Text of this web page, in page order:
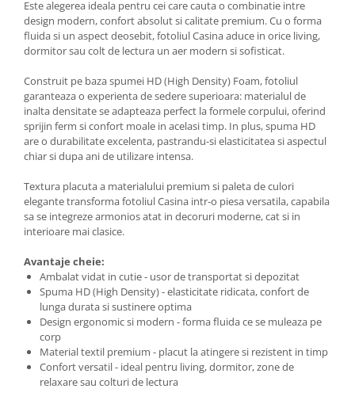
Este alegerea ideala pentru cei care cauta o combinatie intre
design modern, confort absolut si calitate premium. Cu o forma
fluida si un aspect deosebit, fotoliul Casina aduce in orice living,
dormitor sau colt de lectura un aer modern si sofisticat.
Construit pe baza spumei HD (High Density) Foam, fotoliul
garanteaza o experienta de sedere superioara: materialul de
inalta densitate se adapteaza perfect la formele corpului, oferind
sprijin ferm si confort moale in acelasi timp. In plus, spuma HD
are o durabilitate excelenta, pastrandu-si elasticitatea si aspectul
chiar si dupa ani de utilizare intensa.
Textura placuta a materialului premium si paleta de culori
elegante transforma fotoliul Casina intr-o piesa versatila, capabila
sa se integreze armonios atat in decoruri moderne, cat si in
interioare mai clasice.
Avantaje cheie:
Ambalat vidat in cutie - usor de transportat si depozitat
Spuma HD (High Density) - elasticitate ridicata, confort de
lunga durata si sustinere optima
Design ergonomic si modern - forma fluida ce se muleaza pe
corp
Material textil premium - placut la atingere si rezistent in timp
Confort versatil - ideal pentru living, dormitor, zone de
relaxare sau colturi de lectura